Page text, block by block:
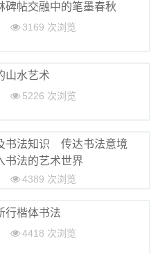
碑帖交融中的笔墨春秋
3169 次浏览
山水艺术
5226 次浏览
书法知识 传达书法意境
法的艺术世界
4389 次浏览
行楷体书法
4418 次浏览